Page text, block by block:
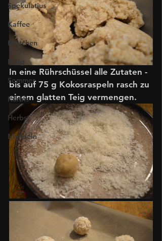
Spekulatius
Kaffee
Brötchen
Essig
Sommer
Kürbis
Herbst
Mandeln
In eine Rührschüssel alle Zutaten -
bis auf 75 g Kokosraspeln rasch zu
einem glatten Teig vermengen.